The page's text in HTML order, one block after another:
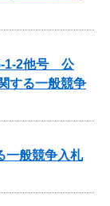
1-2他号 公
する一般競争
一般競争入札